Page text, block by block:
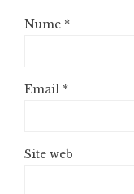
Nume *
Email *
Site web